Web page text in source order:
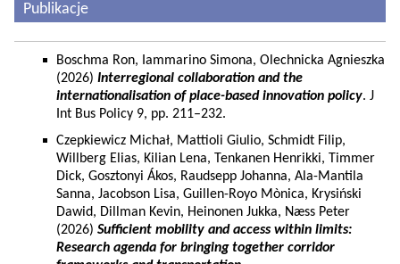
Publikacje
Boschma Ron, Iammarino Simona, Olechnicka Agnieszka
(2026) Interregional collaboration and the
internationalisation of place-based innovation policy. J
Int Bus Policy 9, pp. 211–232.
Czepkiewicz Michał, Mattioli Giulio, Schmidt Filip,
Willberg Elias, Kilian Lena, Tenkanen Henrikki, Timmer
Dick, Gosztonyi Ákos, Raudsepp Johanna, Ala-Mantila
Sanna, Jacobson Lisa, Guillen-Royo Mònica, Krysiński
Dawid, Dillman Kevin, Heinonen Jukka, Næss Peter
(2026) Sufficient mobility and access within limits:
Research agenda for bringing together corridor